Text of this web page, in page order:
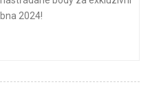
2024!